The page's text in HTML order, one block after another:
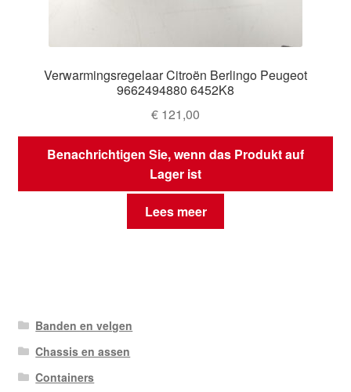
Verwarmingsregelaar Citroën Berlingo Peugeot
9662494880 6452K8
€ 121,00
Benachrichtigen Sie, wenn das Produkt auf
Lager ist
Lees meer
Banden en velgen
Chassis en assen
Containers